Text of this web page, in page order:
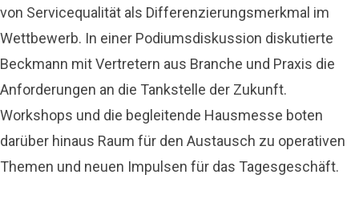
von Servicequalität als Differenzierungsmerkmal im
Wettbewerb. In einer Podiumsdiskussion diskutierte
Beckmann mit Vertretern aus Branche und Praxis die
Anforderungen an die Tankstelle der Zukunft.
Workshops und die begleitende Hausmesse boten
darüber hinaus Raum für den Austausch zu operativen
Themen und neuen Impulsen für das Tagesgeschäft.